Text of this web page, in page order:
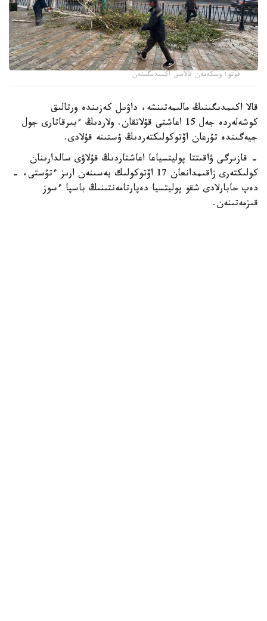
فوتو: وسكەمەن قالاسى اكىمدىگىنەن
قالا اكىمدىگىنىڭ مالىمەتىنشە، داۋىل كەزىندە ورتالىق
كوشەلەردە جەل 15 اعاشتى قۇلاتقان. ولاردىڭ ءبىرقاتارى جول
جيەگىندە تۇرعان اۆتوكولىكتەردىڭ ۇستىنە قۇلادى.
- قازىرگى ۋاقىتتا پوليتسياعا اعاشتاردىڭ قۇلاۋى سالدارىنان
كولىكتەرى زاقىمدانعان 17 اۆتوكولىك يەسىنەن ارىز ءتۇستى، -
دەپ حابارلادى شقو پوليتسيا دەپارتامەنتىنىڭ باسپا ءسوز
قىزمەتىنەن.